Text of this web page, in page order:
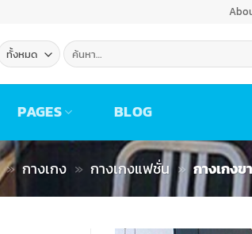
ค้นหา:
PAGES BLOG
» กางเกง » กางเกงแฟชั่น » กางเกงข